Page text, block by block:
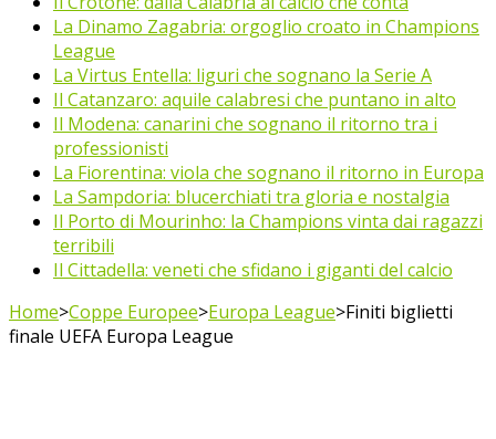
La Dinamo Zagabria: orgoglio croato in Champions
League
La Virtus Entella: liguri che sognano la Serie A
Il Catanzaro: aquile calabresi che puntano in alto
Il Modena: canarini che sognano il ritorno tra i
professionisti
La Fiorentina: viola che sognano il ritorno in Europa
La Sampdoria: blucerchiati tra gloria e nostalgia
Il Porto di Mourinho: la Champions vinta dai ragazzi
terribili
Il Cittadella: veneti che sfidano i giganti del calcio
Home>Coppe Europee>Europa League>Finiti biglietti
finale UEFA Europa League